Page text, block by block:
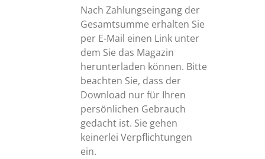
Nach Zahlungseingang der
Gesamtsumme erhalten Sie
per E-Mail einen Link unter
dem Sie das Magazin
herunterladen können. Bitte
beachten Sie, dass der
Download nur für Ihren
persönlichen Gebrauch
gedacht ist. Sie gehen
keinerlei Verpflichtungen
ein.